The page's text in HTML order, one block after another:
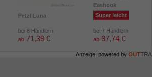
Petzl Luna
bei 8 Händlern
ab 71,39 €
Eashook
Super leicht
bei 7 Händlern
ab 97,74 €
Anzeige, powered by OUTTRA